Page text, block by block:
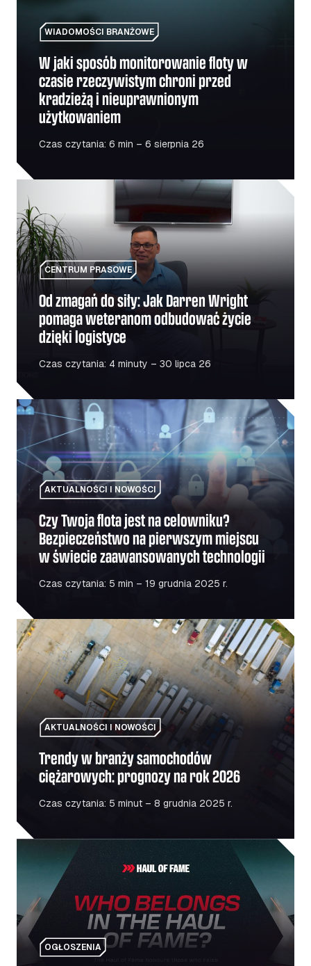
WIADOMOŚCI BRANŻOWE
W jaki sposób monitorowanie floty w
czasie rzeczywistym chroni przed
kradzieżą i nieuprawnionym
użytkowaniem
Czas czytania: 6 min – 6 sierpnia 26
Od zmagań do siły: Jak Darren Wright pomaga
CENTRUM PRASOWE
Od zmagań do siły: Jak Darren Wright
pomaga weteranom odbudować życie
dzięki logistyce
Czas czytania: 4 minuty – 30 lipca 26
Czy Twoja flota jest na celowniku? Bezpieczeństwo na
AKTUALNOŚCI I NOWOŚCI
Czy Twoja flota jest na celowniku?
Bezpieczeństwo na pierwszym miejscu
w świecie zaawansowanych technologii
Czas czytania: 5 min – 19 grudnia 2025 r.
Trendy w branży samochodów ciężarowych: prognozy
AKTUALNOŚCI I NOWOŚCI
Trendy w branży samochodów
ciężarowych: prognozy na rok 2026
Czas czytania: 5 minut – 8 grudnia 2025 r.
Galeria sław: Hołd dla ludzi i miejsc, które napędzają
OGŁOSZENIA